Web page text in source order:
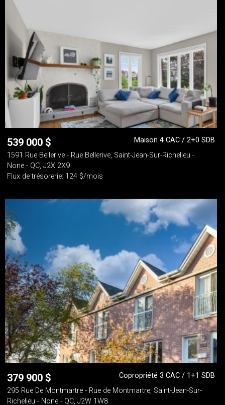
539 000 $
Maison 4 CAC / 2+0 SDB
1591 Rue Bellerive - Rue Bellerive, Saint-Jean-Sur-Richelieu -
None - QC, J2X 2X9
Flux de trésorerie: 124 $/mois
379 900 $
Copropriété 3 CAC / 1+1 SDB
295 Rue De Montmartre - Rue de Montmartre, Saint-Jean-Sur-
Richelieu - None - QC, J2W 1W8